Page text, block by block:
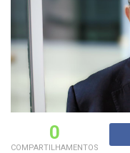
0
COMPARTILHAMENTOS